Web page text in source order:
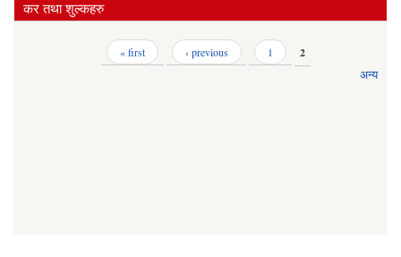
कर तथा शुल्कहरु
« first ‹ previous 1
2
अन्य